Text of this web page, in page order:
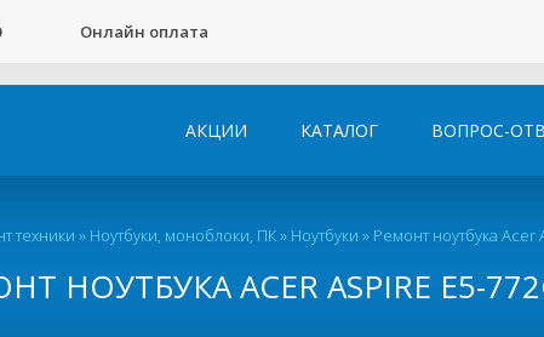
Онлайн оплата
ВОПРОС-
КАТАЛОГ
АКЦИИ
техники » Ноутбуки, моноблоки, ПК» Ноутбуки » Ремонт ноутбука Acer
НОУТБУКА ACER ASPIRE E5-